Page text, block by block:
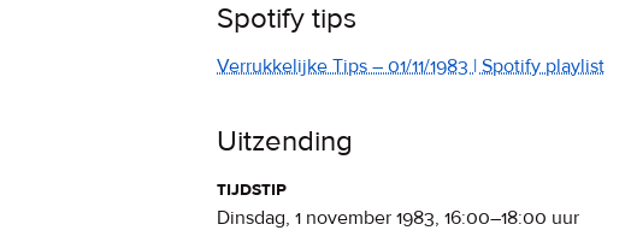
Spotify tips
Verrukkelijke Tips – 01/11/1983 | Spotify playlist
Uitzending
tijdstip
dinsdag, 1 november 1983, 16:00–18:00 uur